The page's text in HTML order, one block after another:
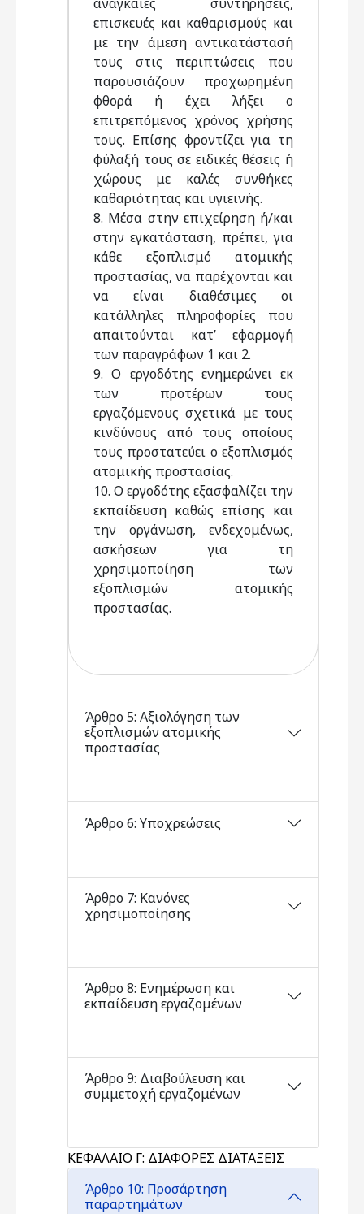
επισκευές και καθαρισμούς και
με την άμεση αντικατάστασή
τους στις περιπτώσεις που
παρουσιάζουν προχωρημένη
φθορά ή έχει λήξει ο
επιτρεπόμενος χρόνος χρήσης
τους. Eπίσης φροντίζει για τη
φύλαξή τους σε ειδικές θέσεις ή
χώρους με καλές συνθήκες
καθαριότητας και υγιεινής.
8. Mέσα στην επιχείρηση ή/και
στην εγκατάσταση, πρέπει, για
κάθε εξοπλισμό ατομικής
προστασίας, να παρέχονται και
να είναι διαθέσιμες οι
κατάλληλες πληροφορίες που
απαιτούνται κατ’ εφαρμογή
των παραγράφων 1 και 2.
9. O εργοδότης ενημερώνει εκ
των προτέρων τους
εργαζόμενους σχετικά με τους
κινδύνους από τους οποίους
τους προστατεύει ο εξοπλισμός
ατομικής προστασίας.
10. O εργοδότης εξασφαλίζει την
εκπαίδευση καθώς επίσης και
την οργάνωση, ενδεχομένως,
ασκήσεων για τη
χρησιμοποίηση των
εξοπλισμών ατομικής
προστασίας.
Άρθρο 5: Αξιολόγηση των
εξοπλισμών ατομικής
προστασίας
Άρθρο 6: Υποχρεώσεις
Άρθρο 7: Κανόνες
χρησιμοποίησης
Άρθρο 8: Ενημέρωση και
εκπαίδευση εργαζομένων
Άρθρο 9: Διαβούλευση και
συμμετοχή εργαζομένων
ΚΕΦΑΛΑΙΟ Γ: ΔΙΑΦΟΡΕΣ ΔΙΑΤΑΞΕΙΣ
Άρθρο 10: Προσάρτηση
παραρτημάτων